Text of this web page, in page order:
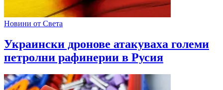
Новини от Света
Украински дронове атакуваха големи
петролни рафинерии в Русия